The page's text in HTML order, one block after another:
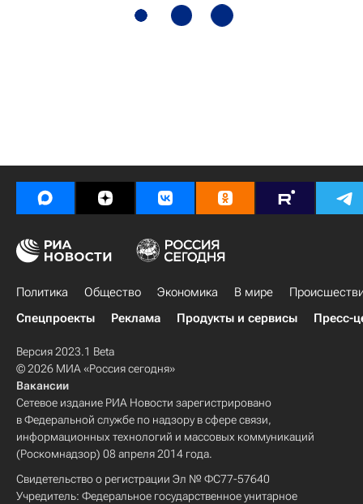
Политика Общество Экономика В мире
Спецпроекты
Реклама Продукты и сервисы Пресс-
Версия 2023.1 Beta
© 2026 МИА «Россия сегодня»
Вакансии
Сетевое издание РИА Новости зарегистрировано
в Федеральной службе по надзору в сфере связи,
информационных технологий и массовых коммуникаций
(Роскомнадзор) 08 апреля 2014 года.
Свидетельство о регистрации Эл № ФС77-57640
Учредитель: Федеральное государственное унитарное